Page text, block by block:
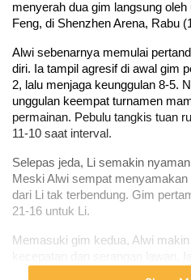
menyerah dua gim langsung
Feng, di Shenzhen Arena, Rabu
Alwi sebenarnya memulai
diri. Ia tampil agresif di awal gim
2, lalu menjaga keunggulan 8-5.
unggulan keempat turnamen
permainan. Pebulu tangkis tuan
11-10 saat interval.
Selepas jeda, Li semakin
Meski Alwi sempat
dari Li tak terbendung. Gim
21-16 untuk Li.
Memasuki gim kedua, Alwi